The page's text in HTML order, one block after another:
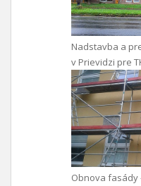
Nadstavba a
v Prievidzi pre
Obnova fasády